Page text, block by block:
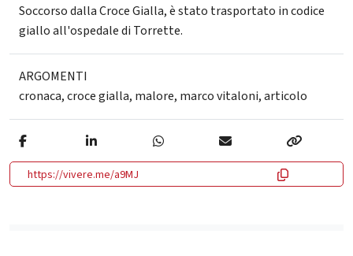
Soccorso dalla Croce Gialla, è stato trasportato in codice
giallo all'ospedale di Torrette.
ARGOMENTI
cronaca,croce gialla, malore, marco vitaloni,articolo
https://vivere.me/a9MJ